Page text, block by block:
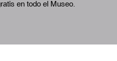
en todo el Museo.